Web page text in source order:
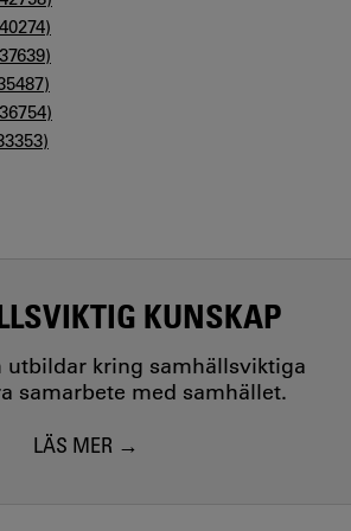
KUNSKAP
utbildar kring samhällsviktiga
samarbete med samhället.
LÄS MER